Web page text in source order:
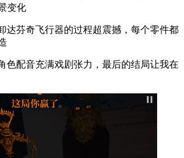
变化
达芬奇飞行器的过程超震撼，每个零件都
色配音充满戏剧张力，最后的结局让我在